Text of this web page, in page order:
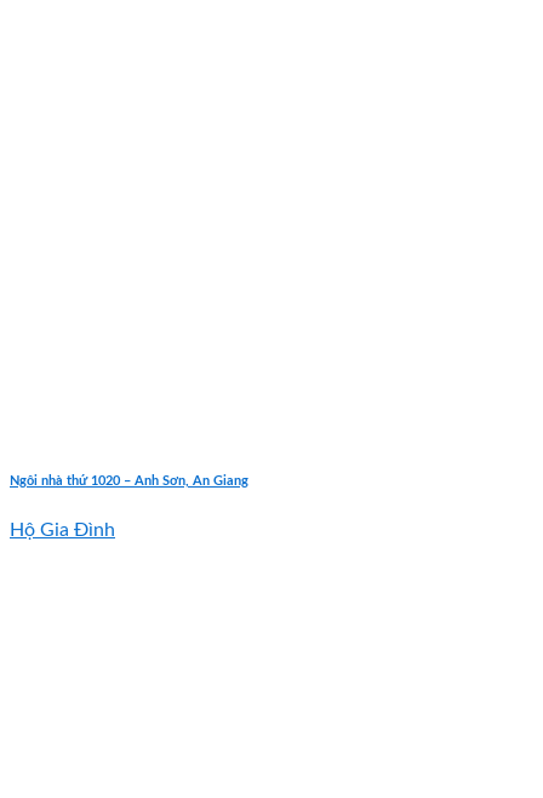
Ngôi nhà thứ 1020 – Anh Sơn, An Giang
Hộ Gia Đình